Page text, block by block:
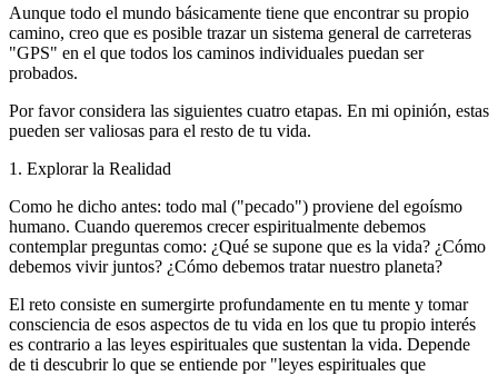
Aunque todo el mundo básicamente tiene que encontrar su propio
camino, creo que es posible trazar un sistema general de carreteras
"GPS" en el que todos los caminos individuales puedan ser
probados.
Por favor considera las siguientes cuatro etapas. En mi opinión, estas
pueden ser valiosas para el resto de tu vida.
1. Explorar la Realidad
Como he dicho antes: todo mal ("pecado") proviene del egoísmo
humano. Cuando queremos crecer espiritualmente debemos
contemplar preguntas como: ¿Qué se supone que es la vida? ¿Cómo
debemos vivir juntos? ¿Cómo debemos tratar nuestro planeta?
El reto consiste en sumergirte profundamente en tu mente y tomar
consciencia de esos aspectos de tu vida en los que tu propio interés
es contrario a las leyes espirituales que sustentan la vida. Depende
de ti descubrir lo que se entiende por "leyes espirituales que